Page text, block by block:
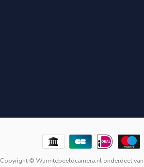
Copyright © Warmtebeeldcamera.nl onderdeel van